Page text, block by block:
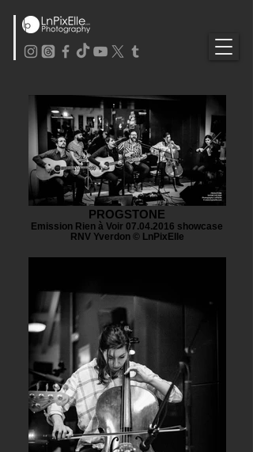
PROGSTONE
Emission Rien à Voir 07.04.2016 showcase
RNV Yverdon © LnPixElle